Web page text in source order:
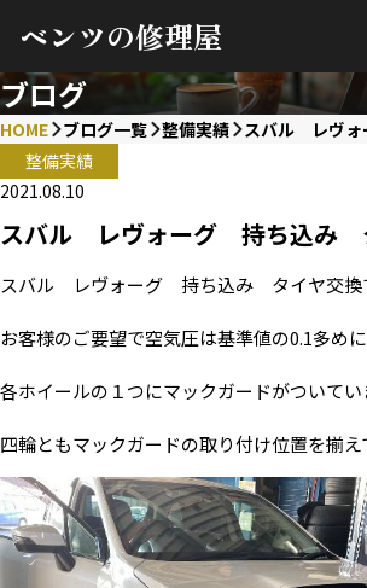
ベンツの修理屋
ブログ
HOME ブログ一覧 整備実績
スバル レヴ
整備実績
2021.08.10
スバル レヴォーグ 持ち込み
スバル レヴォーグ 持ち込み タイヤ交換
お客様のご要望で空気圧は基準値の0.1多め
各ホイールの１つにマックガードがついてい
四輪ともマックガードの取り付け位置を揃え